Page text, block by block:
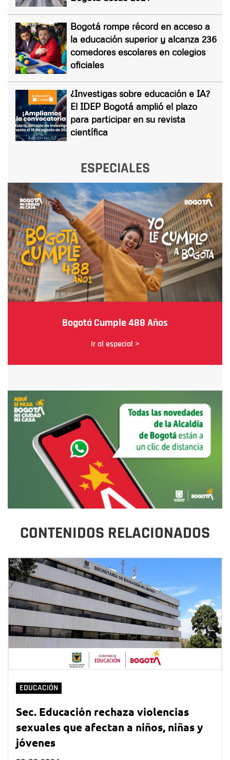
Bogotá rompe récord en acceso a
la educación superior y alcanza 236
comedores escolares en colegios
oficiales
¿Investigas sobre educación e IA?
El IDEP Bogotá amplió el plazo
para participar en su revista
científica
ESPECIALES
Bogotá Cumple 488 Años
Ir al especial >
CONTENIDOS RELACIONADOS
EDUCACIÓN
Sec. Educación rechaza violencias
sexuales que afectan a niños, niñas y
jóvenes